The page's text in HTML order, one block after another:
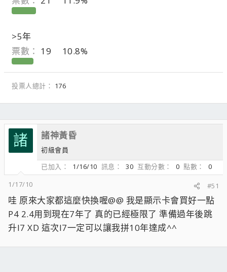
>5年
票數： 19 10.8%
投票人總計 176
諸 諸神黃昏
初級會員
已加入
1/16/10 訊息 30 互動分數 0 點數
0
1/17/10
#51
哇 原來大家都這麼快換喔@@ 我是顯示卡會買好一點
P4 2.4用到現在7年了 真的已經極限了 準備過年後跳
升I7 XD 這次I7一定可以讓我拼10年達成^^